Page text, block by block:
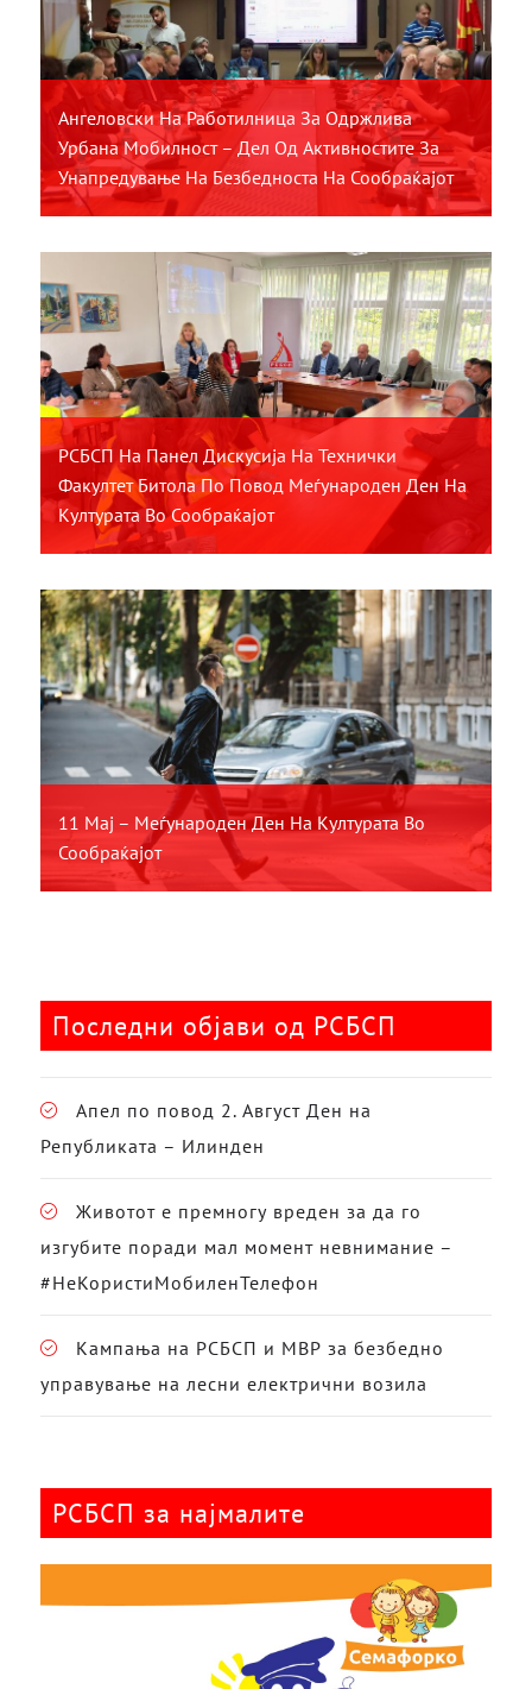
Ангеловски На Работилница За Одржлива
Урбана Мобилност – Дел Од Активностите За
Унапредување На Безбедноста На Сообраќајот
РСБСП На Панел Дискусија На Технички
Факултет Битола По Повод Меѓународен Ден На
Културата Во Сообраќајот
11 Мај – Меѓународен Ден На Културата Во
Сообраќајот
Последни објави од РСБСП
Апел по повод 2. Август Ден на
Републиката – Илинден
Животот е премногу вреден за да го
изгубите поради мал момент невнимание –
#НеКористиМобиленТелефон
Кампања на РСБСП и МВР за безбедно
управување на лесни електрични возила
РСБСП за најмалите